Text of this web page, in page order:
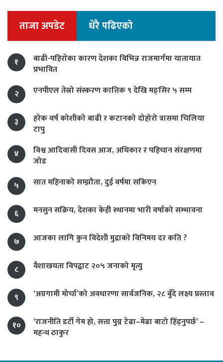
ताजा अपडेट धेरै पढिएको
१
बाढी-पहिराेका कारण देशका विभिन्न राजमार्गमा यातायात
प्रभावित
२
एनपीएल तेस्रो संस्करण कात्तिक ९ देखि मङ्सिर ५ सम्म
३
हरेक वर्ष कोशीको बाढी र कटानको दोहोरो त्रासमा चिलिया
टापु
४
विश्व आदिवासी दिवस आज, अधिकार र पहिचान संरक्षणमा
जोड
५
सात महिनाको सम्झौता, दुई वर्षमा सकिएन
६ मनसुन सक्रिय, देशका केही स्थानमा भारी वर्षाको सम्भावना
७ आजका लागि कुन विदेशी मुद्राको विनिमय दर कति ?
८ वैशाखयता विपद्बाट २०५ जनाको मृत्यु
९ ‘अग्रगामी मोर्चा’को अवधारणा सार्वजनिक, २८ बुँदे लक्ष्य प्रस्ताव
१०
‘राजनीति डर्टी गेम हो, सत्ता पुग्न टेढा–मेढा बाटो हिँड्नुपर्छ’ –
महन्थ ठाकुर